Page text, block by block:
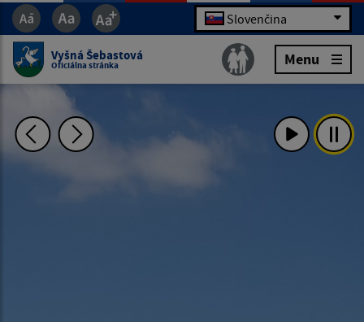
Slovenčina
Vyšná Šebastová
Oficiálna stránka Menu